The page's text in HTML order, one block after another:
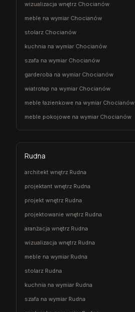
wizualizacja wnętrz Chocianów
meble na wymiar Chocianów
stolarz Chocianów
kuchnia na wymiar Chocianów
szafa na wymiar Chocianów
garderoba na wymiar Chocianów
wiatrołap na wymiar Chocianów
meble łazienkowe na wymiar Chocianów
meble pokojowe na wymiar Chocianów
Rudna
architekt wnętrz Rudna
projektant wnętrz Rudna
projekt wnętrz Rudna
projektowanie wnętrz Rudna
aranżacja wnętrz Rudna
wizualizacja wnętrz Rudna
meble na wymiar Rudna
stolarz Rudna
kuchnia na wymiar Rudna
szafa na wymiar Rudna